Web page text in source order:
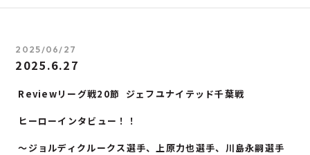
2025/06/27
2025.6.27
Reviewリーグ戦20節 ジェフユナイテッド千葉戦
ヒーローインタビュー！！
〜ジョルディクルークス選手、上原力也選手、川島永嗣選手